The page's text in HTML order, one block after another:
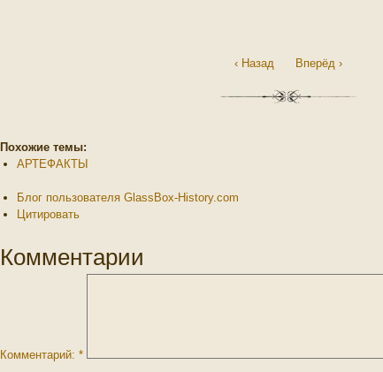
‹ Назад Вперёд ›
Похожие темы:
АРТЕФАКТЫ
Блог пользователя GlassBox-History.com
Цитировать
Комментарии
Комментарий: *